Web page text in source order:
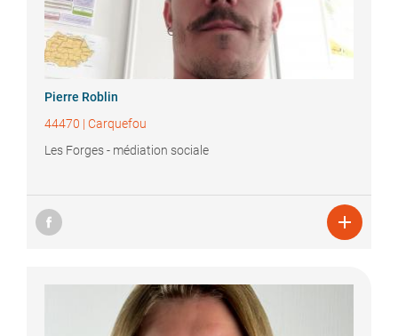
Pierre Roblin
44470 | Carquefou
Les Forges - médiation sociale
